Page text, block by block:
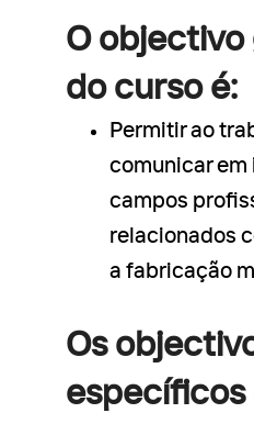
O objectivo
do curso é:
Permitir ao
comunicar em
campos
relacionados
a fabricação
Os
específicos